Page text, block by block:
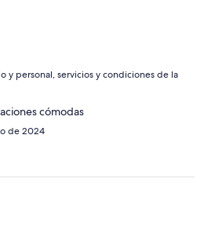
y personal, servicios y condiciones de la
cómodas
de 2024